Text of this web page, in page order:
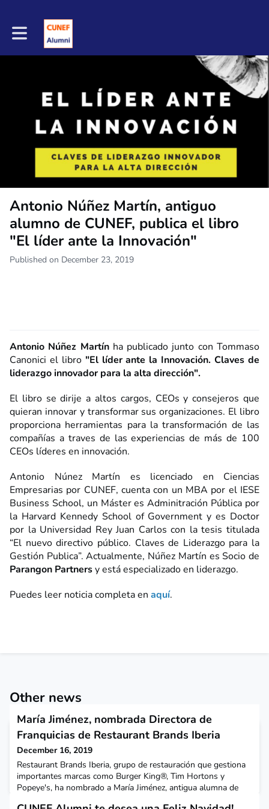
Toggle main navigation
Antonio Núñez Martín, antiguo
alumno de CUNEF, publica el libro
"El líder ante la Innovación"
Published on December 23, 2019
Antonio Núñez Martínha publicado junto con Tommaso
Canonici el libro "El líder ante la Innovación. Claves de
liderazgo innovador para la alta dirección".
El libro se dirije a altos cargos, CEOs y consejeros que
quieran innovar y transformar sus organizaciones. El libro
proporciona herramientas para la transformación de las
compañías a traves de las experiencias de más de 100
CEOs líderes en innovación.
Antonio Núnez Martín es licenciado en Ciencias
Empresarias por CUNEF, cuenta con un MBA por el IESE
Business School, un Máster es Adminitración Pública por
la Harvard Kennedy School of Government y es Doctor
por la Universidad Rey Juan Carlos con la tesis titulada
“El nuevo directivo público. Claves de Liderazgo para la
Gestión Publica”. Actualmente, Núñez Martín es Socio de
Parangon Partnersy está especializado en liderazgo.
Puedes leer noticia completa en aquí.
Other news
María Jiménez, nombrada Directora de
Franquicias de Restaurant Brands Iberia
December 16, 2019
Restaurant Brands Iberia, grupo de restauración que gestiona
importantes marcas como Burger King®, Tim Hortons y
Popeye's, ha nombrado a María Jiménez, antigua alumna de